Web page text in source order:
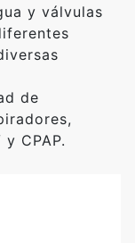
y válvulas
de
CPAP.